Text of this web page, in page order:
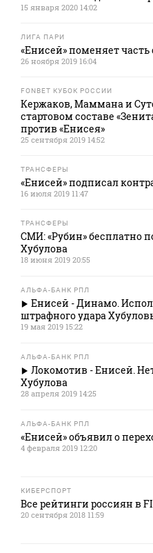
15 января 2020 14:02
ЛИГА ПАРИ
«Енисей» поменяет часть
26 ноября 2019 16:04
FONBET КУБОК РОССИИ
Кержаков, Маммана и
стартовом составе
против «Енисея»
25 сентября 2019 14:52
ТРАНСФЕРЫ
«Енисей» подписал
16 июля 2019 11:47
ТРАНСФЕРЫ
СМИ: «Рубин» бесплатно
Хубулова
18 июня 2019 20:55
АЛЬФА-БАНК РПЛ
Енисей - Динамо.
штрафного удара
19 мая 2019 15:22
АЛЬФА-БАНК РПЛ
Локомотив - Енисей.
Хубулова
28 апреля 2019 14:25
АЛЬФА-БАНК РПЛ
«Енисей» объявил о
4 февраля 2019 12:20
КИБЕРСПОРТ
Все рейтинги россиян в
20 сентября 2018 11:59